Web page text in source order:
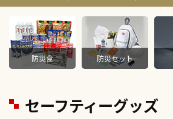
防災食 防災セット
セーフティーグッズ